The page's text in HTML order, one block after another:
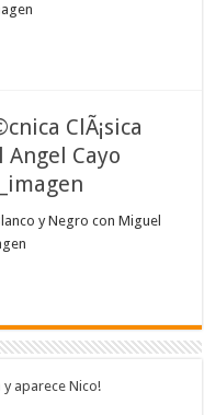
ClÃ¡sica
Cayo
y Negro con Miguel
aparece Nico!